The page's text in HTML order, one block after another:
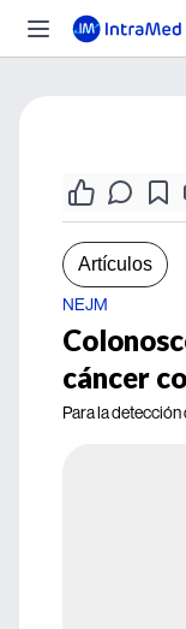
Artículos
NEJM
cáncer
Para la